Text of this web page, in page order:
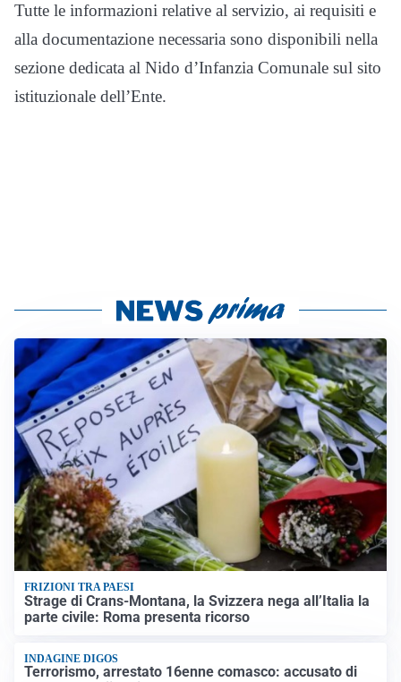
Tutte le informazioni relative al servizio, ai requisiti e
alla documentazione necessaria sono disponibili nella
sezione dedicata al Nido d’Infanzia Comunale sul sito
istituzionale dell’Ente.
FRIZIONI TRA PAESI
Strage di Crans-Montana, la Svizzera nega all’Italia la
parte civile: Roma presenta ricorso
INDAGINE DIGOS
Terrorismo, arrestato 16enne comasco: accusato di